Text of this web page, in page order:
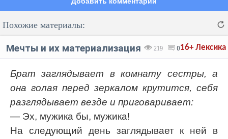
Код:
Похожие материалы:
Лексика
16+
219 0
Мечты и их материализация
Брат заглядывает в комнату сестры, а
она голая перед зеркалом крутится, себя
разглядывает везде и приговаривает:
— Эх, мужика бы, мужика!
На следующий день заглядывает к ней в